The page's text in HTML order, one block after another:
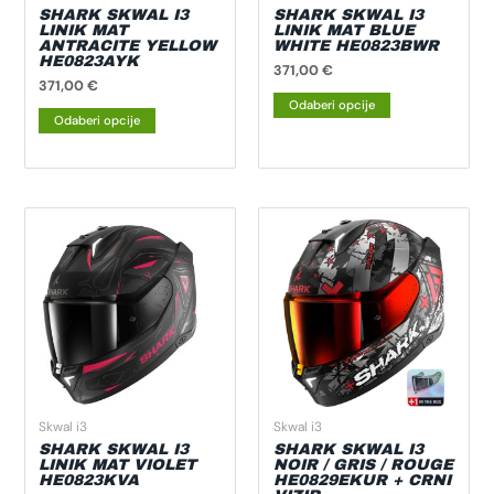
SHARK SKWAL I3
LINIK MAT
ANTRACITE YELLOW
HE0823AYK
371,00€
Odaberi opcije
na
stranici
SHARK SKWAL I3
LINIK MAT BLUE
WHITE HE0823BWR
371,00€
Odaberi opcije
na
stranici
Skwal i3
SHARK SKWAL I3
LINIK MAT VIOLET
HE0823KVA
proizvod
ima
više
varijanti.
Opcije
se
na
stranici
Skwal i3
SHARK SKWAL I3
NOIR / GRIS / ROUGE
HE0829EKUR + CRNI
Ovaj
proizvod
ima
više
varijanti.
Opcije
se
mogu
na
stranici